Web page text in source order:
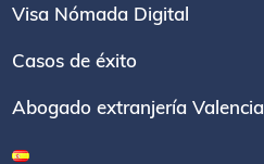
Visa Nómada Digital
Casos de éxito
Abogado extranjería Valencia